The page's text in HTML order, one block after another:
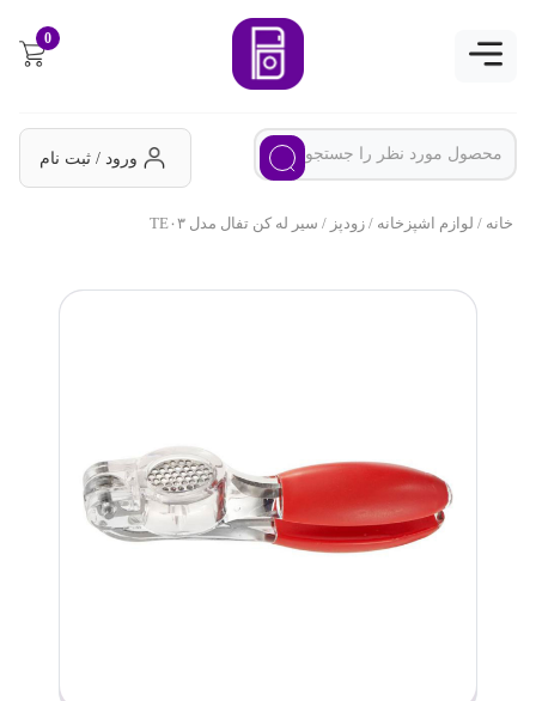
0
ورود / ثبت نام
خانه/ لوازم اشپزخانه/ زودپز/ سیر له کن تفال مدل TE۰۳